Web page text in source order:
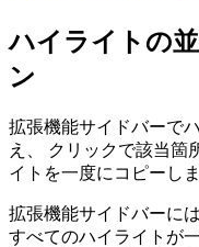
ハイライトの
ン
拡張機能サイドバーで
え、 クリックで該当箇
イトを一度にコピーしま
拡張機能サイドバーに
すべてのハイライトが